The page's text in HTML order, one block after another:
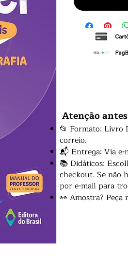
Atenção
📂 Formato: Livro
correio.
📬 Entrega: Via e-
📚 Didáticos:
checkout. Se não
por e-mail para
👀 Amostra? Peça